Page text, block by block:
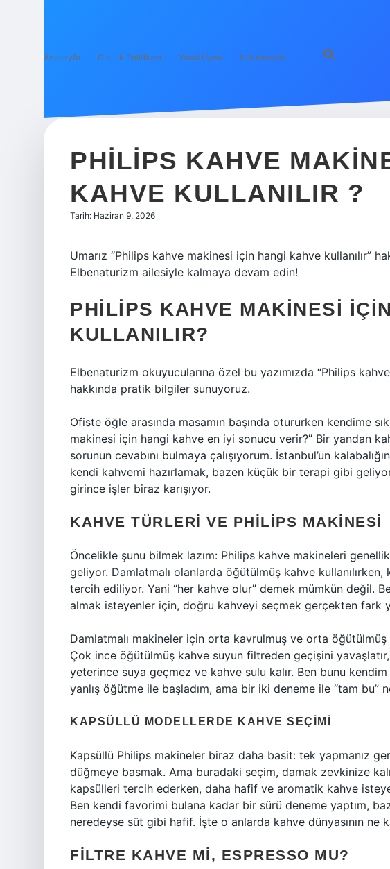
Anasayfa Gizlilik Politikası Yasal Uyarı Hakkımızda
PHILIPS KAHVE
KAHVE KULLANILIR ?
Tarih: Haziran 9, 2026
Umarız “Philips kahve makinesi için hangi kahve kullanılır”
Elbenaturizm ailesiyle kalmaya devam edin!
PHILIPS KAHVE MAKINESI
KULLANILIR?
Elbenaturizm okuyucularına özel bu yazımızda “Philips
hakkında pratik bilgiler sunuyoruz.
Ofiste öğle arasında masamın başında otururken kendime
makinesi için hangi kahve en iyi sonucu verir?” Bir yandan
sorunun cevabını bulmaya çalışıyorum. İstanbul’un
kendi kahvemi hazırlamak, bazen küçük bir terapi gibi
girince işler biraz karışıyor.
KAHVE TÜRLERI VE PHILIPS MAKINESI
Öncelikle şunu bilmek lazım: Philips kahve makineleri
geliyor. Damlatmalı olanlarda öğütülmüş kahve
tercih ediliyor. Yani “her kahve olur” demek mümkün değil.
almak isteyenler için, doğru kahveyi seçmek gerçekten fark
Damlatmalı makineler için orta kavrulmuş ve orta
Çok ince öğütülmüş kahve suyun filtreden geçişini
yeterince suya geçmez ve kahve sulu kalır. Ben bunu
yanlış öğütme ile başladım, ama bir iki deneme ile “tam bu”
KAPSÜLLÜ MODELLERDE KAHVE SEÇIMI
Kapsüllü Philips makineler biraz daha basit: tek yapmanız
düğmeye basmak. Ama buradaki seçim, damak zevkinize
kapsülleri tercih ederken, daha hafif ve aromatik kahve
Ben kendi favorimi bulana kadar bir sürü deneme yaptım,
neredeyse süt gibi hafif. İşte o anlarda kahve dünyasının ne
FILTRE KAHVE MI, ESPRESSO MU?